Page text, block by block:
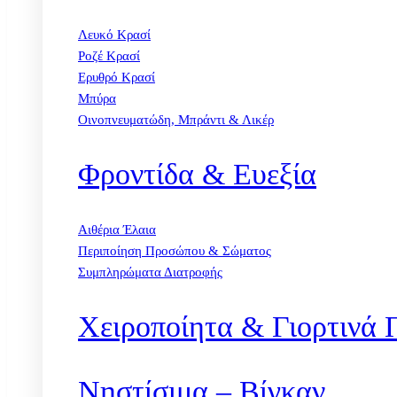
Λευκό Κρασί
Ροζέ Κρασί
Ερυθρό Κρασί
Μπύρα
Οινοπνευματώδη, Μπράντι & Λικέρ
Φροντίδα & Ευεξία
Αιθέρια Έλαια
Περιποίηση Προσώπου & Σώματος
Συμπληρώματα Διατροφής
Χειροποίητα & Γιορτινά